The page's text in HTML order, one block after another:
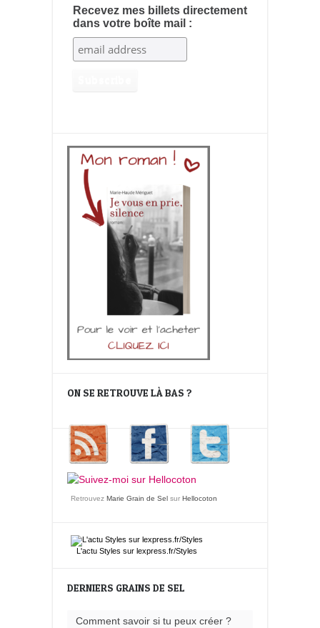
Recevez mes billets directement
dans votre boîte mail :
ON SE RETROUVE LÀ BAS ?
Retrouvez Marie Grain de Sel sur Hellocoton
L'actu Styles sur lexpress.fr/Styles
DERNIERS GRAINS DE SEL
Comment savoir si tu peux créer ?